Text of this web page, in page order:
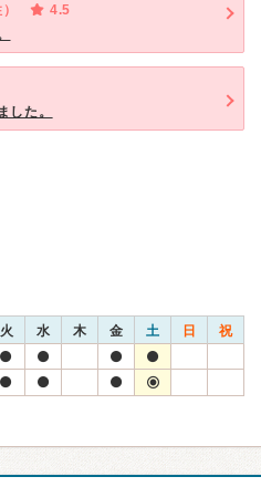
4.5
した。
火 水 木 金 土 日 祝